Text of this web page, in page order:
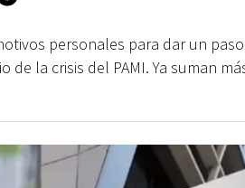
personales para dar un
la crisis del PAMI. Ya suman